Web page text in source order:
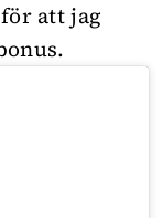
att jag